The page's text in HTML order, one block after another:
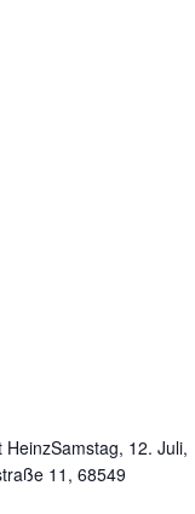
12. Juli,
11, 68549